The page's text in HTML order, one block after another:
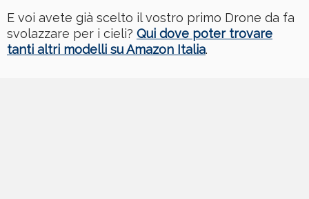
E voi avete già scelto il vostro primo Drone da fa
svolazzare per i cieli? Qui dove poter trovare
tanti altri modelli su Amazon Italia.